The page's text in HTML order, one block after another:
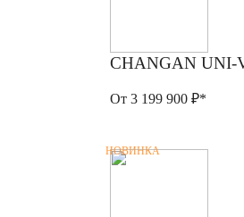
CHANGAN UNI-
От 3 199 900 ₽*
НОВИНКА